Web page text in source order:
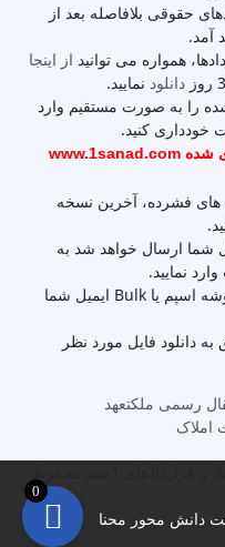
حقوقی بلافاصله بعد از
آمد.
همواره می توانید از اینجا
دانلود نمایید.
را به صورت مستقیم وارد
خودداری کنید.
پسورد تمامی فایل های خریداری شده www.1sanad.com
فشرده، آخرین نسخه
شما ارسال خواهد شد به
نمایید.
ممکن است ایمیل ارسالی به پوشه اسپم یا Bulk ایمیل شما
دانلود فایل مورد نظر
رسمی ملکتعهد
املاک
دانش محور محنا
0